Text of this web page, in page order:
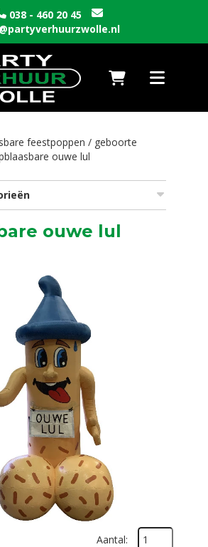
038 - 460 20 45
Naar winkelwagen
Toggle
feestpoppen / geboorte
ouwe lul
ouwe lul
Aantal: